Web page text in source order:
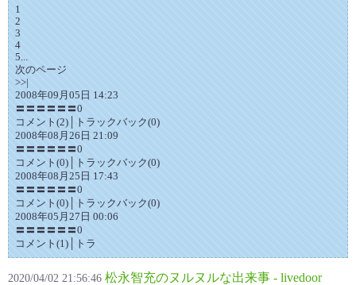
1
2
3
4
5...
次のページ
>>|
2008年09月05日 14:23
〓〓〓〓〓〓0
コメント(2)│トラックバック(0)
2008年08月26日 21:09
〓〓〓〓〓〓0
コメント(0)│トラックバック(0)
2008年08月25日 17:43
〓〓〓〓〓〓0
コメント(0)│トラックバック(0)
2008年05月27日 00:06
〓〓〓〓〓〓0
コメント(1)│トラ
2020/04/02 21:56:46 松永智充のヌルヌルな出来事 - livedoor